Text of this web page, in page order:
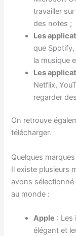
travailler
des notes ;
Les
que
la musique
Les
Netflix,
regarder
On retrouve
télécharger.
Quelques
Il existe plusieurs
avons
au monde :
Apple : Les
élégant et